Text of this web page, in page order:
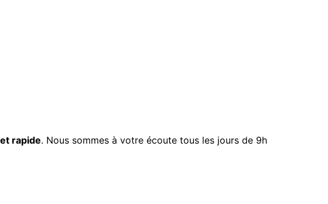
rapide. Nous sommes à votre écoute tous les jours de 9h